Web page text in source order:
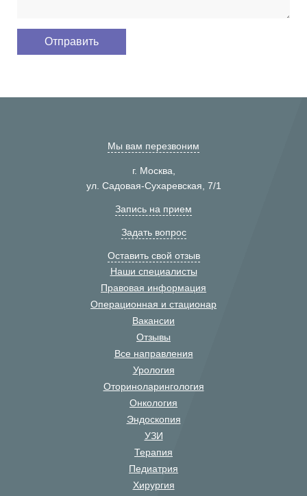
Мы вам перезвоним
г. Москва,
ул. Садовая-Сухаревская, 7/1
Запись на прием
Задать вопрос
Оставить свой отзыв
Наши специалисты
Правовая информация
Операционная и стационар
Вакансии
Отзывы
Все направления
Урология
Оториноларингология
Онкология
Эндоскопия
УЗИ
Терапия
Педиатрия
Хирургия